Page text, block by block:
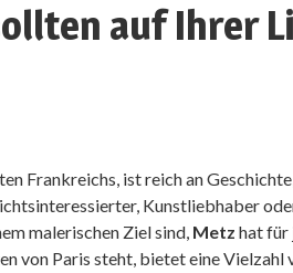
auf Ihrer
Frankreichs, ist reich an
Kunstliebhaber
malerischen Ziel sind, Metz hat für
von Paris steht, bietet eine Vielzahl